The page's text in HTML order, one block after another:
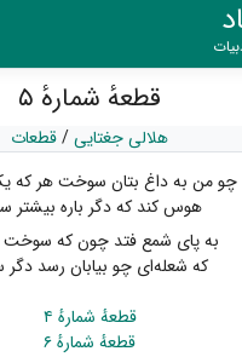
قطعهٔ شمارهٔ ۵
هلالی جغتایی/قطعات
چو من به داغ بتان سوخت هر که
هوس کند که دگر باره بیشتر
به پای شمع فتد چون که سوخت
که شعله‌ای چو بیابان رسد دگر
قطعهٔ شمارهٔ ۴
قطعهٔ شمارهٔ ۶